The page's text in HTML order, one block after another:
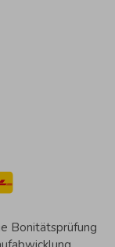
Bonitätsprüfung